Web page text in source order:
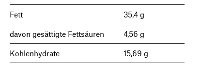
Fett 35,4 g
davon gesättigte Fettsäuren 4,56 g
Kohlenhydrate 15,69 g